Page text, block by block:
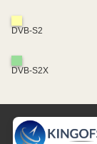
DVB-S2
DVB-S2X